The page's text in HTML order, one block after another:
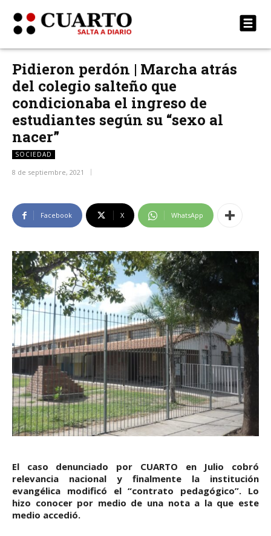
Pidieron perdón | Marcha atrás
del colegio salteño que
condicionaba el ingreso de
estudiantes según su “sexo al
nacer”
SOCIEDAD
8 de septiembre, 2021
Facebook X WhatsApp
El caso denunciado por CUARTO en Julio cobró
relevancia nacional y finalmente la institución
evangélica modificó el “contrato pedagógico”. Lo
hizo conocer por medio de una nota a la que este
medio accedió.